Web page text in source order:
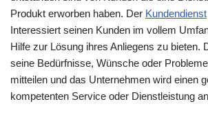
Produkt erworben haben. Der Kundendienst
Interessiert seinen Kunden im vollem
Hilfe zur Lösung ihres Anliegens zu bieten.
seine Bedürfnisse, Wünsche oder
mitteilen und das Unternehmen wird einen
kompetenten Service oder Dienstleistung